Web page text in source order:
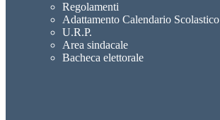
Regolamenti
Adattamento Calendario Scolastico
U.R.P.
Area sindacale
Bacheca elettorale